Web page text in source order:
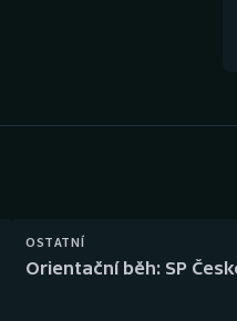
OSTATNÍ
Orientační běh: SP